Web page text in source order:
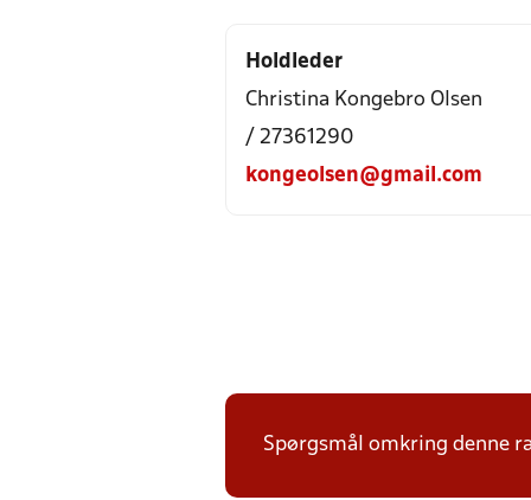
Holdleder
Christina Kongebro Olsen
/ 27361290
kongeolsen@gmail.com
Spørgsmål omkring denne